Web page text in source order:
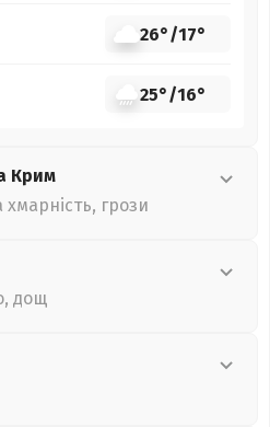
26°/17°
25°/16°
Крим
грози
дощ